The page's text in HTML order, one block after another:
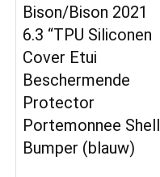
Bison/Bison 2021
6.3 “TPU Siliconen
Cover Etui
Beschermende
Protector
Portemonnee Shell
Bumper (blauw)